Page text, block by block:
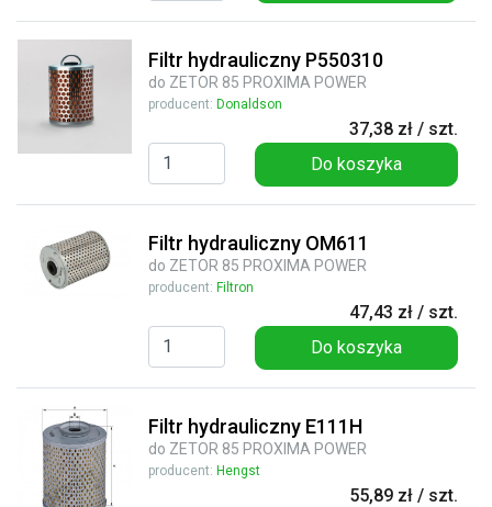
Filtr hydrauliczny P550310
do ZETOR 85 PROXIMA POWER
producent: Donaldson
37,38 zł / szt.
Do koszyka
Filtr hydrauliczny OM611
do ZETOR 85 PROXIMA POWER
producent: Filtron
47,43 zł / szt.
Do koszyka
Filtr hydrauliczny E111H
do ZETOR 85 PROXIMA POWER
producent: Hengst
55,89 zł / szt.